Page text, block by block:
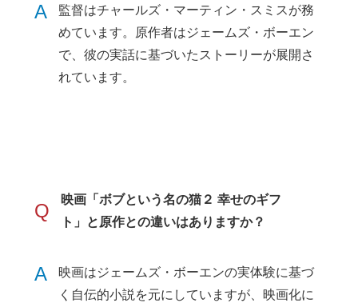
A
監督はチャールズ・マーティン・スミスが務
めています。原作者はジェームズ・ボーエン
で、彼の実話に基づいたストーリーが展開さ
れています。
Q
映画「ボブという名の猫２ 幸せのギフ
ト」と原作との違いはありますか？
A
映画はジェームズ・ボーエンの実体験に基づ
く自伝的小説を元にしていますが、映画化に